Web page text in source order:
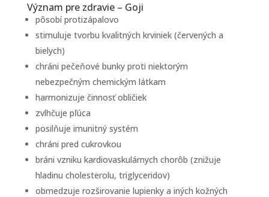
Význam pre zdravie – Goji
pôsobí protizápalovo
stimuluje tvorbu kvalitných krviniek (červených a
bielych)
chráni pečeňové bunky proti niektorým
nebezpečným chemickým látkam
harmonizuje činnosť obličiek
zvlhčuje pľúca
posilňuje imunitný systém
chráni pred cukrovkou
bráni vzniku kardiovaskulárnych chorôb (znižuje
hladinu cholesterolu, triglyceridov)
obmedzuje rozširovanie lupienky a iných kožných